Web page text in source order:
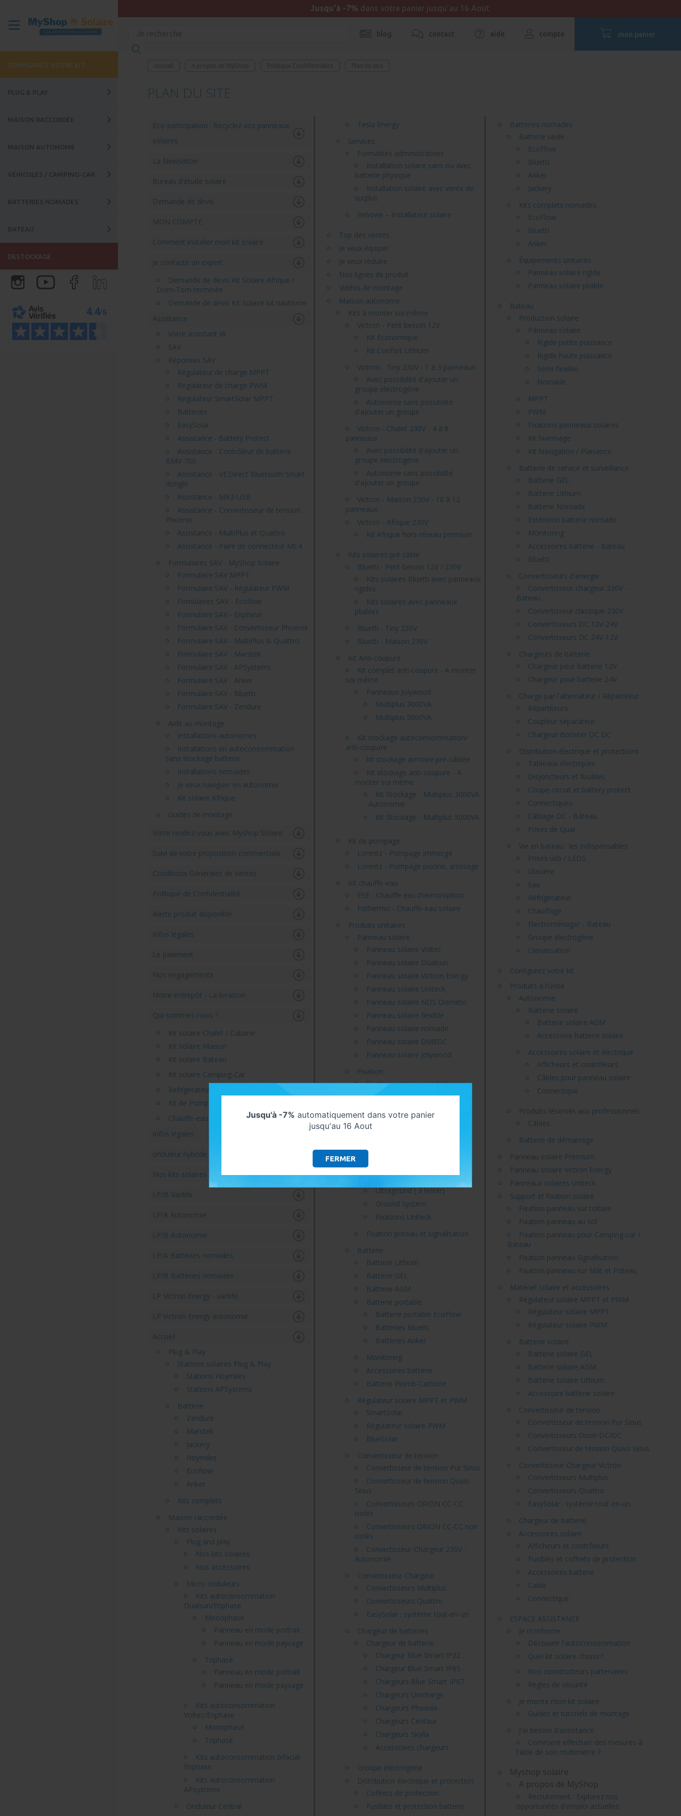
Jusqu'à -7%dans votre panier jusqu'au 16 Aout
blog contact aide compte mon panier
CONFIGUREZ VOTRE KIT
DESTOCKAGE
PLAN DU SITE
Éco-participation : Recyclez vos panneaux
solaires
La Newsletter
Bureau d'étude solaire
Demande de devis
MON COMPTE
Comment installer mon kit solaire
Je contacte un expert
Demande de devis Kit Solaire Afrique /
Dom-Tom terminée
Demande de devis Kit Solaire kit nautisme
Assistance
Votre assistant IA
SAV
Réponses SAV
Régulateur de charge MPPT
Régulateur de charge PWM
Régulateur SmartSolar MPPT
Batteries
EasySolar
Assistance - Battery Protect
Assistance - Contrôleur de batterie
BMV-700
Assistance - VE.Direct Bluetooth Smart
dongle
Assistance - MK3-USB
Assistance - Convertisseur de tension
Phoenix
Assistance - MultiPlus et Quattro
Assistance - Paire de connecteur MC4
Formulaires SAV - MyShop Solaire
Formulaire SAV MPPT
Formulaire SAV - Régulateur PWM
Fomulaires SAV - Ecoflow
Formulaire SAV - Enphase
Formulaire SAV - Convertisseur Phoenix
Formulaire SAV - MultiPlus & Quattro
Formulaire SAV - Marstek
Formulaire SAV - APSystems
Formulaire SAV - Anker
Formulaire SAV - Bluetti
Formulaire SAV - Zendure
Aide au montage
Installations autonomes
Installations en autoconsommation
sans stockage batterie
Installations nomades
Je veux naviguer en autonomie
Kit solaire Afrique
Guides de montage
Votre rendez-vous avec Myshop Solaire
Suivi de votre proposition commerciale
Conditions Générales de Ventes
Politique de Confidentialité
Alerte produit disponible
Infos légales
Le paiement
Nos engagements
Notre entrepôt - La livraison
Qui sommes-nous ?
Kit solaire Chalet / Cabane
Kit solaire Maison
Kit solaire Bateau
Kit solaire Camping-Car
Refrigérateur/Congélateur
Kit de Pompe solaire
Chauffe-eau solaire
Infos légales
onduleur hybride
Nos kits solaires par univers
LP/B Vanlife
LP/A Autonomie
LP/B Autonomie
LP/A Batteries nomades
LP/B Batteries nomades
LP Victron Energy - vanlife
LP Victron Energy autonomie
Accueil
Plug & Play
Stations solaires Plug & Play
Stations Hoymiles
Stations APSystems
Batterie
Zendure
Marstek
Jackery
Hoymiles
Ecoflow
Anker
Kits complets
Maison raccordée
Kits solaires
Plug and play
Nos kits solaires
Nos accessoires
Micro onduleurs
Kits autoconsommation
Dualsun/Enphase
Monophasé
Panneau en mode portrait
Panneau en mode paysage
Triphasé
Panneau en mode portrait
Panneau en mode paysage
Kits autoconsommation
Voltec/Enphase
Monophasé
Triphasé
Kits autoconsommation bifacial
Enphase
Kits autoconsommation
APsystems
Onduleur Central
Tesla Energy
Services
Formalités administratives
Installation solaire sans ou avec
batterie physique
Installation solaire avec vente de
surplus
Heliovie – Installateur solaire
Top des ventes
Je veux équiper
Je veux réduire
Nos lignes de produit
Vidéos de montage
Maison autonome
Kits à monter soi-même
Victron - Petit besoin 12V
Kit Economique
Kit Confort Lithium
Victron - Tiny 230V - 1 à 3 panneaux
Avec possibilité d'ajouter un
groupe électrogène
Autonome sans possibilité
d'ajouter un groupe
Victron - Chalet 230V - 4 à 8
panneaux
Avec possibilité d'ajouter un
groupe électrogène
Autonome sans possibilité
d'ajouter un groupe
Victron - Maison 230V - 10 à 12
panneaux
Victron - Afrique 230V
Kit Afrique hors réseau premium
Kits solaires pré câblé
Bluetti - Petit besoin 12V / 230V
Kits solaires Bluetti avec panneaux
rigides
Kits solaires avec panneaux
pliables
Bluetti - Tiny 230V
Bluetti - Maison 230V
Kit Anti-coupure
Kit complet anti-coupure - A monter
soi même
Panneaux Jolywood
Multiplus 3000VA
Multiplus 5000VA
Kit stockage autoconsommation/
anti-coupure
kit stockage armoire pré-câblée
Kit stockage anti-coupure - A
monter soi même
Kit Stockage - Multiplus 3000VA
- Autonomie
Kit Stockage - Multiplus 5000VA
Kit de pompage
Lorentz - Pompage immergé
Lorentz - Pompage piscine, arrosage
Kit chauffe-eau
ESE - Chauffe eau thermosiphon
Fothermo - Chauffe-eau solaire
Produits unitaires
Panneau solaire
Panneau solaire Voltec
Panneau solaire Dualsun
Panneau solaire Victron Energy
Panneau solaire Uniteck
Panneau solaire NDS Dometic
Panneau solaire flexible
Panneau solaire nomade
Panneau solaire DMEGC
Panneau solaire Jolywood
Fixation
Fixation panneau sur toiture
Tuiles mécaniques
Tuiles plates
Fixation panneau au sol
Ultragound ( à lester)
Ground System
Fixations Uniteck
Fixation poteau et signalisation
Batterie
Batterie Lithium
Batterie GEL
Batterie AGM
Batterie portable
Batterie portable EcoFlow
Batteries Bluetti
Batteries Anker
Monitoring
Accessoires batterie
Batterie Plomb-Carbone
Régulateur solaire MPPT et PWM
SmartSolar
Régulateur solaire PWM
BlueSolar
Convertisseur de tension
Convertisseur de tension Pur Sinus
Convertisseur de tension Quasi
Sinus
Convertisseurs ORION CC-CC
isolés
Convertisseurs ORION CC-CC non
isolés
Convertisseur-Chargeur 230V -
Autonomie
Convertisseur-Chargeur
Convertisseurs Multiplus
Convertisseurs Quattro
EasySolar : système tout-en-un
Chargeur de batteries
Chargeur de batterie
Chargeur Blue Smart IP22
Chargeur Blue Smart IP65
Chargeurs Blue Smart IP67
Chargeurs Unicharge
Chargeurs Phoenix
Chargeurs Centaur
Chargeurs Skylla
Accessoires chargeurs
Groupe électrogène
Distribution électrique et protection
Coffrets de protection
Fusibles et protection batterie
Batteries nomades
Batterie seule
EcoFlow
Bluetti
Anker
Jackery
Kits complets nomades
EcoFlow
Bluetti
Anker
Équipements unitaires
Panneau solaire rigide
Panneau solaire pliable
Bateau
Production solaire
Panneau solaire
Rigide petite puissance
Rigide haute puissance
Semi flexible
Nomade
MPPT
PWM
Fixations panneaux solaires
Kit hivernage
Kit Navigation / Plaisance
Batterie de service et surveillance
Batterie GEL
Batterie Lithium
Batterie Nomade
Extension batterie nomade
Monitoring
Accessoires batterie - Bateau
Bluetti
Convertisseurs d'energie
Convertisseur-chargeur 230V -
Bateau
Convertisseur classique 230V
Convertisseurs DC 12V-24V
Convertisseurs DC 24V-12V
Chargeurs de batterie
Chargeur pour batterie 12V
Chargeur pour batterie 24V
Charge par l'alternateur / Répartiteur
Répartiteurs
Coupleur séparateur
Chargeur Booster DC DC
Distribution électrique et protections
Tableaux électriques
Disjoncteurs et fusibles
Coupe-circuit et battery protect
Connectiques
Câblage DC - Bâteau
Prises de Quai
Vie en bateau : les indispensables
Prises usb / LEDS
Glacière
Eau
Réfrigérateur
Chauffage
Electroménager - Bateau
Groupe électrogène
Climatisation
Configurez votre kit
Produits à l'unité
Autonomie
Batterie solaire
Batterie solaire AGM
Accessoire batterie solaire
Accessoires solaire et électrique
Afficheurs et contrôleurs
Câbles pour panneau solaire
Connectique
Produits réservés aux professionnels
Câbles
Batterie de démarrage
Panneau solaire Premium
Panneau solaire Victron Energy
Panneaux solaires Uniteck
Support et fixation solaire
Fixation panneau sur toiture
Fixation panneau au sol
Fixation panneau pour Camping-car /
Bateau
Fixation panneau Signalisation
Fixation panneau sur Mât et Poteau
Matériel solaire et accessoires
Régulateur solaire MPPT et PWM
Régulateur solaire MPPT
Régulateur solaire PWM
Batterie solaire
Batterie solaire GEL
Batterie solaire AGM
Batterie solaire Lithium
Accessoire batterie solaire
Convertisseur de tension
Convertisseur de tension Pur Sinus
Convertisseurs Orion DC/DC
Convertisseur de tension Quasi Sinus
Convertisseur-Chargeur Victron
Convertisseurs Multiplus
Convertisseurs Quattro
EasySolar : système tout-en-un
Chargeur de batterie
Accessoires solaire
Afficheurs et contrôleurs
Fusibles et coffrets de protection
Accessoires batterie
Cable
Connectique
ESPACE ASSISTANCE
Je m'informe
Découvrir l'autoconsommation
Quel kit solaire choisir?
Nos constructeurs partenaires
Règles de sécurité
Je monte mon kit solaire
Guides et tutoriels de montage
J'ai besoin d'assistance
Comment effectuer des mesures à
l'aide de son multimètre ?
Myshop solaire
A propos de MyShop
Recrutement : Explorez nos
opportunités d'emploi actuelles
Jusqu'à -7% automatiquement dans votre panier
jusqu'au 16 Aout
FERMER